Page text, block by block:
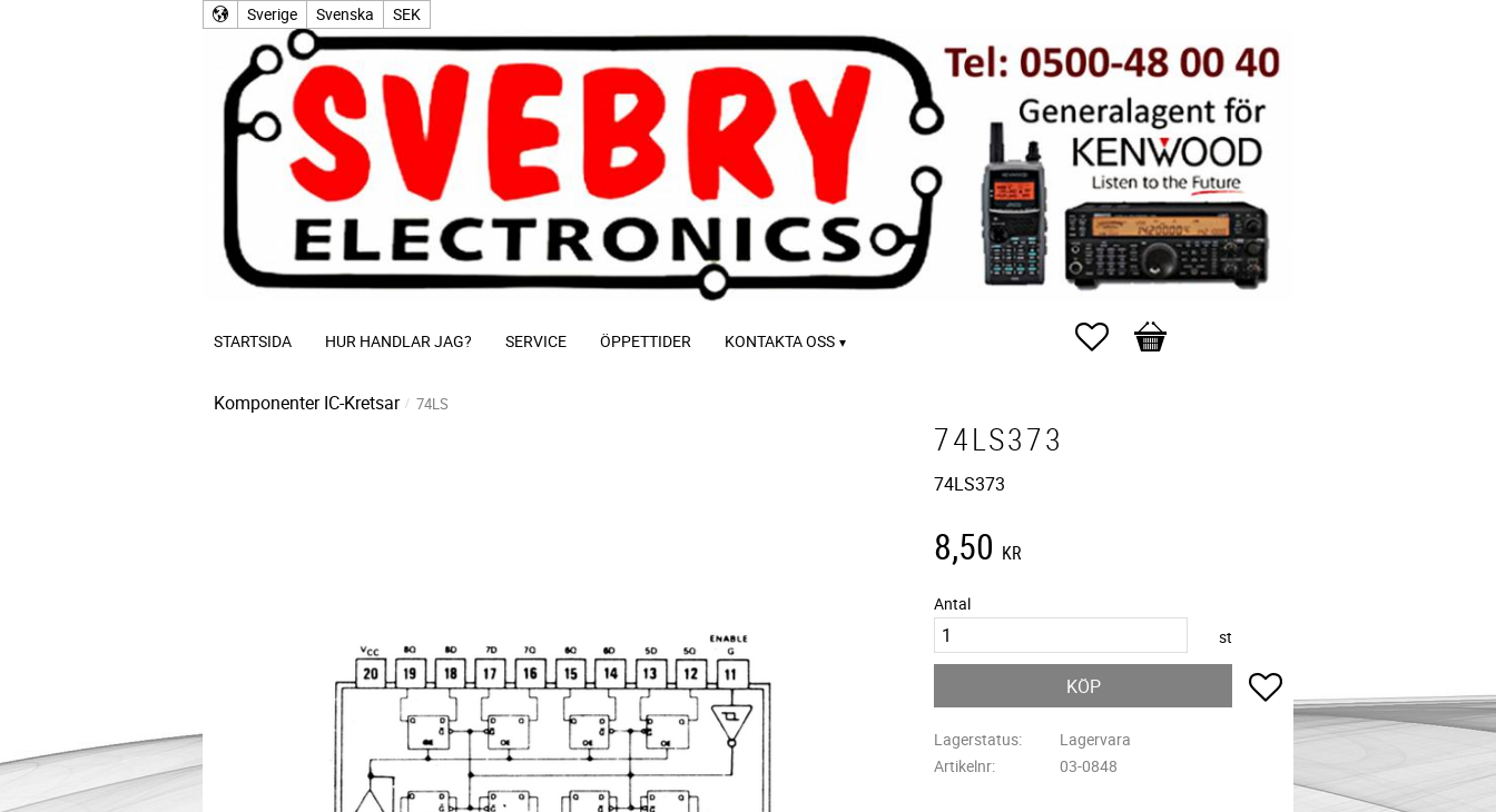
Sverige Svenska SEK
STARTSIDA HUR HANDLAR JAG? SERVICE ÖPPETTIDER KONTAKTA OSS Favoriter
Kundvagn
Komponenter IC-Kretsar 74LS
74LS373
74LS373
8,50 KR
Antal
st
KÖP Lägg till i favoriter
Lagerstatus
Lagervara
Artikelnr
03-0848